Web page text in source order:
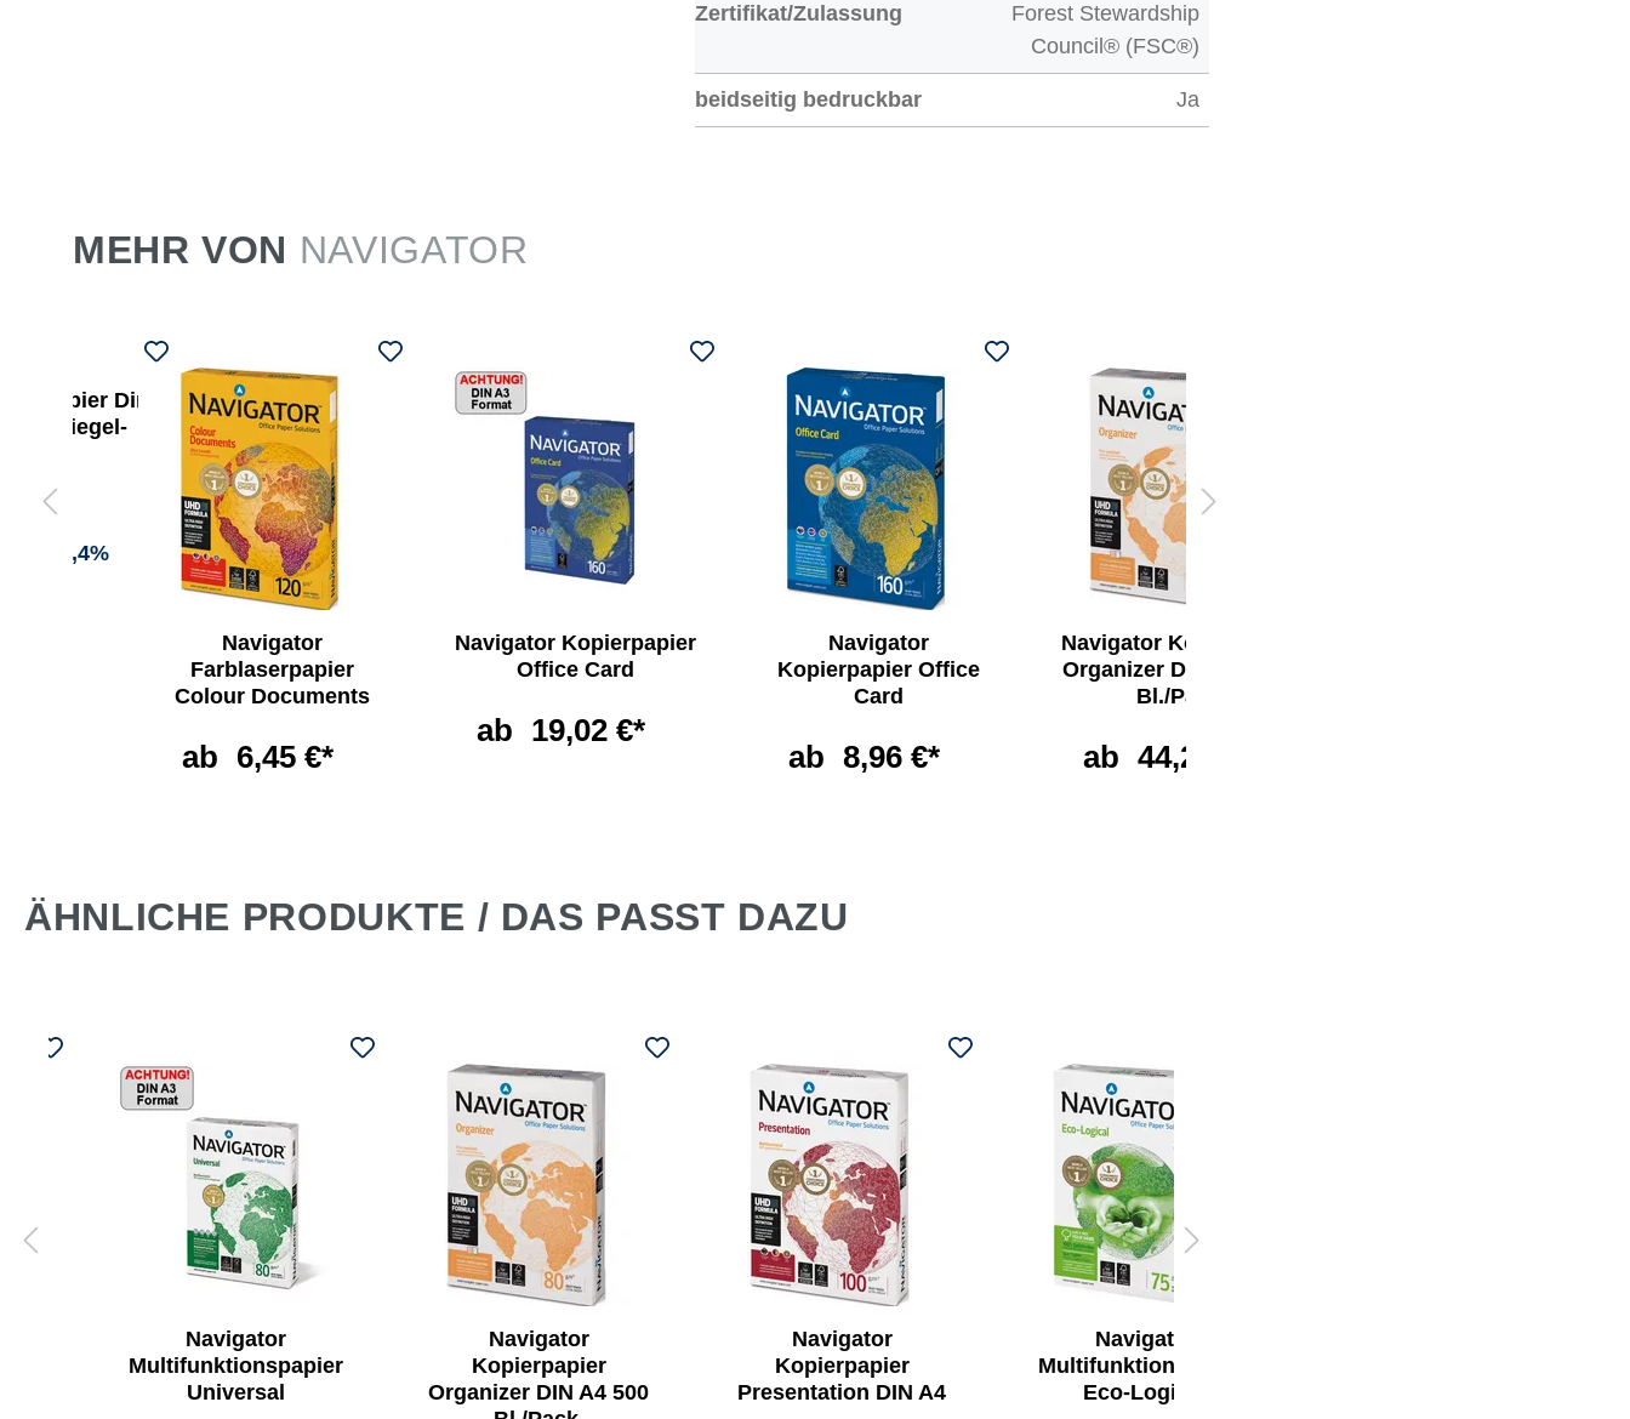
Zertifikat/Zulassung
Forest Stewardship
Council® (FSC®)
beidseitig bedruckbar Ja
MEHR VON NAVIGATOR
Din
-6,4%
Navigator
Farblaserpapier
Colour Documents
ab 6,45 €*
Navigator Kopierpapier
Office Card
ab 19,02 €*
Navigator
Kopierpapier Office
Card
ab 8,96 €*
Navigator Kopierpapier
Organizer DIN A4 2.500
Bl./Pack.
ab 44,24 €*
ÄHNLICHE PRODUKTE / DAS PASST DAZU
Navigator
Multifunktionspapier
Universal
Navigator
Kopierpapier
Organizer DIN A4 500
Navigator
Kopierpapier
Presentation DIN A4
Navigator
Multifunktionspapier
Eco-Logical